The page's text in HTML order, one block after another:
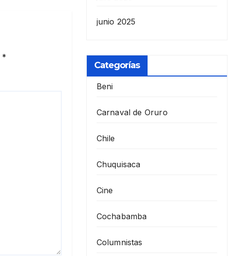
*
junio 2025
Categorías
Beni
Carnaval de Oruro
Chile
Chuquisaca
Cine
Cochabamba
Columnistas